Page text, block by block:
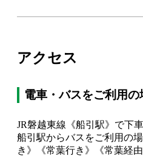
アクセス
電車・バスをご利用の
JR磐越東線《船引駅》で下車
船引駅からバスをご利用の
き》《常葉行き》《常葉経